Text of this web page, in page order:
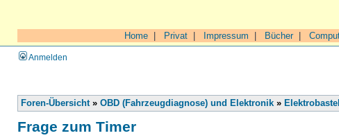
Home Privat Impressum Bücher|
Anmelden
Foren-Übersicht» OBD (Fahrzeugdiagnose) und Elektronik »
Frage zum Timer